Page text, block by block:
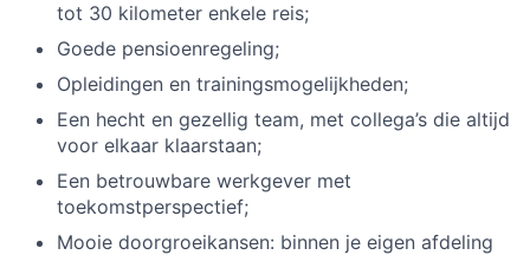
tot 30 kilometer enkele reis;
Goede pensioenregeling;
Opleidingen en trainingsmogelijkheden;
Een hecht en gezellig team, met collega’s die altijd
voor elkaar klaarstaan;
Een betrouwbare werkgever met
toekomstperspectief;
Mooie doorgroeikansen: binnen je eigen afdeling